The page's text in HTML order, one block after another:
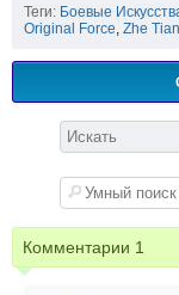
Теги: Боевые
Original Force Zhe Tian
Комментарии 1